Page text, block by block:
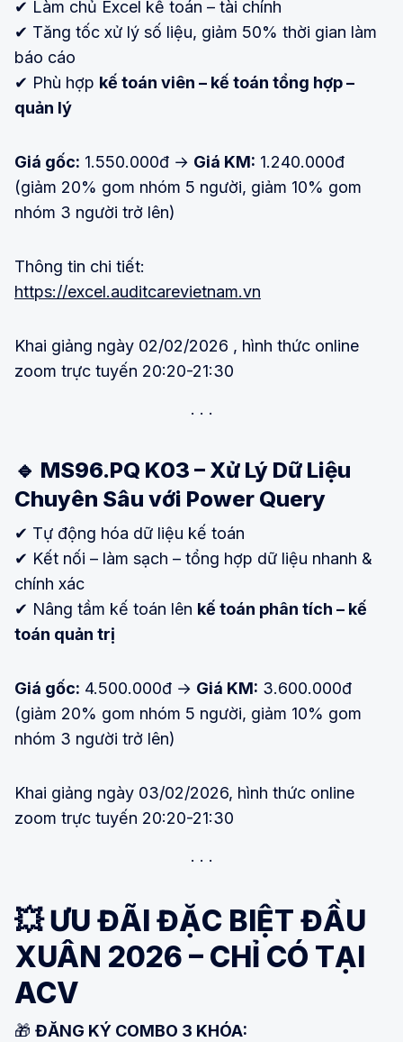
✔ Làm chủ Excel kế toán – tài chính
✔ Tăng tốc xử lý số liệu, giảm 50% thời gian làm
báo cáo
✔ Phù hợp kế toán viên – kế toán tổng hợp –
quản lý
Giá gốc: 1.550.000đ → Giá KM: 1.240.000đ
(giảm 20% gom nhóm 5 người, giảm 10% gom
nhóm 3 người trở lên)
Thông tin chi tiết:
https://excel.auditcarevietnam.vn
Khai giảng ngày 02/02/2026 , hình thức online
zoom trực tuyến 20:20-21:30
🔹 MS96.PQ K03 – Xử Lý Dữ Liệu
Chuyên Sâu với Power Query
✔ Tự động hóa dữ liệu kế toán
✔ Kết nối – làm sạch – tổng hợp dữ liệu nhanh &
chính xác
✔ Nâng tầm kế toán lên kế toán phân tích – kế
toán quản trị
Giá gốc: 4.500.000đ → Giá KM: 3.600.000đ
(giảm 20% gom nhóm 5 người, giảm 10% gom
nhóm 3 người trở lên)
Khai giảng ngày 03/02/2026, hình thức online
zoom trực tuyến 20:20-21:30
💥 ƯU ĐÃI ĐẶC BIỆT ĐẦU
XUÂN 2026 – CHỈ CÓ TẠI
ACV
🎁 ĐĂNG KÝ COMBO 3 KHÓA: